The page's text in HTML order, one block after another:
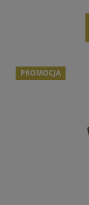
PROMOCJA